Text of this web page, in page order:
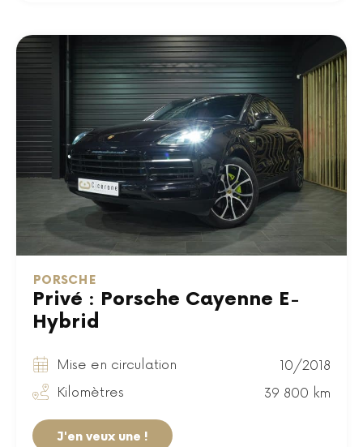
PORSCHE
Privé : Porsche Cayenne E-
Hybrid
Mise en circulation
10/2018
Kilomètres
39 800 km
J'en veux une !